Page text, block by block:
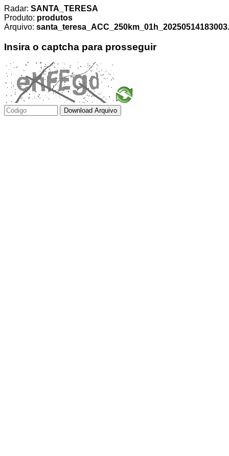
Radar: SANTA_TERESA
Produto: produtos
Arquivo:
Insira o captcha para prosseguir